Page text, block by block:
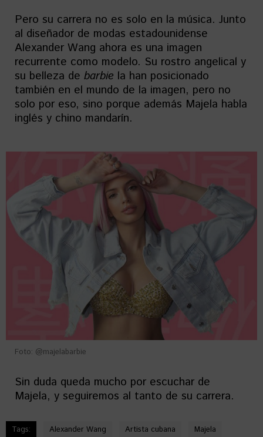
Pero su carrera no es solo en la música. Junto
al diseñador de modas estadounidense
Alexander Wang ahora es una imagen
recurrente como modelo. Su rostro angelical y
su belleza de barbie la han posicionado
también en el mundo de la imagen, pero no
solo por eso, sino porque además Majela habla
inglés y chino mandarín.
Foto: @majelabarbie
Sin duda queda mucho por escuchar de
Majela, y seguiremos al tanto de su carrera.
Tags: Alexander Wang Artista cubana Majela